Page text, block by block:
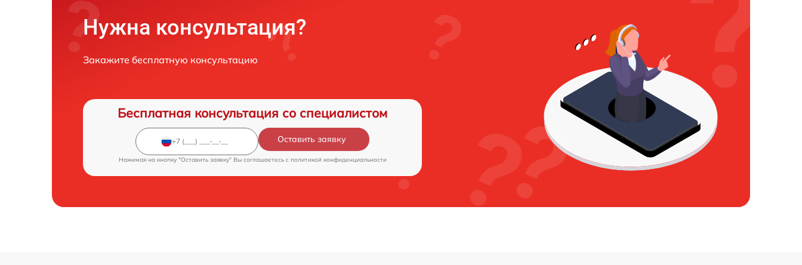
Нужна консультация?
Закажите бесплатную консультацию
Бесплатная консультация со специалистом
Оставить заявку
Нажимая на кнопку "Оставить заявку" Вы соглашаетесь c политикой конфиденциальности